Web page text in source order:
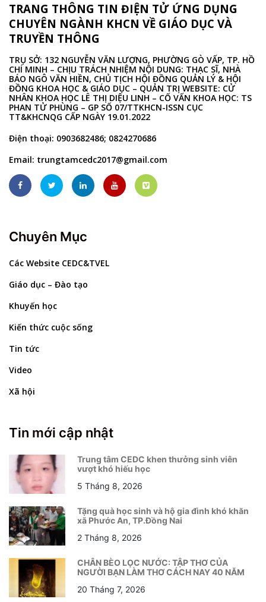
TRANG THÔNG TIN ĐIỆN TỬ ỨNG DỤNG
CHUYÊN NGÀNH KHCN VỀ GIÁO DỤC VÀ
TRUYỀN THÔNG
TRỤ SỞ: 132 NGUYỄN VĂN LƯỢNG, PHƯỜNG GÒ VẤP, TP. HỒ
CHÍ MINH – CHỊU TRÁCH NHIỆM NỘI DUNG: THẠC SĨ, NHÀ
BÁO NGÔ VĂN HIỀN, CHỦ TỊCH HỘI ĐỒNG QUẢN LÝ & HỘI
ĐỒNG KHOA HỌC & GIÁO DỤC – QUẢN TRỊ WEBSITE: CỬ
NHÂN KHOA HỌC LÊ THỊ DIỆU LINH – CỐ VẤN KHOA HỌC: TS
PHAN TỬ PHÙNG – GP SỐ 07/TTKHCN-ISSN CỤC
TT&KHCNQG CẤP NGÀY 19.01.2022
Điện thoại: 0903682486; 0824270686
Email: trungtamcedc2017@gmail.com
Chuyên Mục
Các Website CEDC&TVEL
Giáo dục – Đào tạo
Khuyến học
Kiến thức cuộc sống
Tin tức
Video
Xã hội
Tin mới cập nhật
Trung tâm CEDC khen thưởng sinh viên
vượt khó hiếu học
5 Tháng 8, 2026
Tặng quà học sinh và hộ gia đình khó khăn
xã Phước An, TP.Đồng Nai
2 Tháng 8, 2026
CHÂN BÈO LỌC NƯỚC: TẬP THƠ CỦA
NGƯỜI BẠN LÀM THƠ CÁCH NAY 40 NĂM
20 Tháng 7, 2026